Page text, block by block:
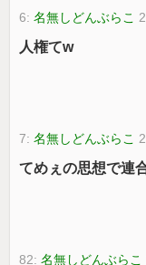
6:名無しどんぶらこ
人権てw
7:名無しどんぶらこ
てめぇの思想で連
82:名無しどんぶらこ